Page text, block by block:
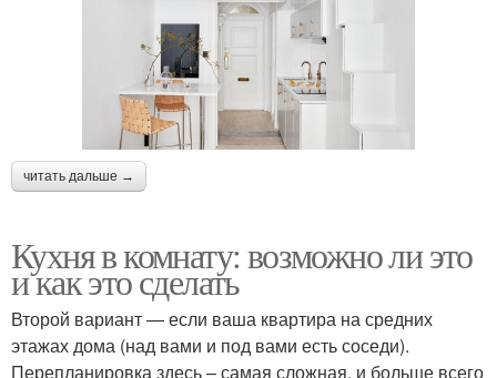
читать дальше →
Кухня в комнату: возможно ли это
и как это сделать
Второй вариант — если ваша квартира на средних
этажах дома (над вами и под вами есть соседи).
Перепланировка здесь – самая сложная, и больше всего